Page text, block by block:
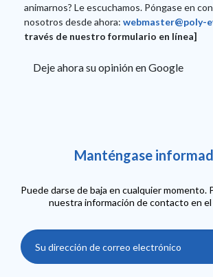
animarnos? Le escuchamos. Póngase en
nosotros desde ahora: webmaster@poly-
través de nuestro formulario en línea]
Deje ahora su opinión en Google
Manténgase
Puede darse de baja en cualquier momento.
nuestra información de contacto en el